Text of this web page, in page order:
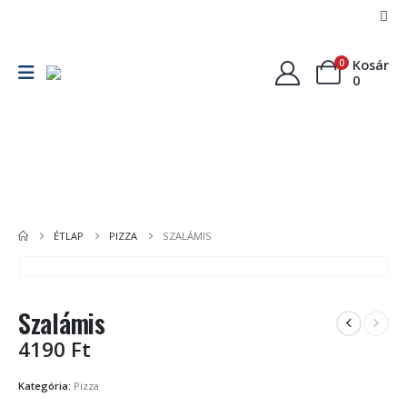
0
Kosár
0
ÉTLAP PIZZA SZALÁMIS
Szalámis
4190 Ft
Kategória: Pizza